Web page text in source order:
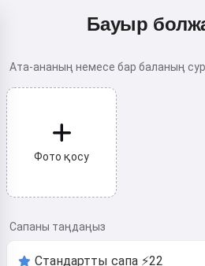
Бауыр
Ата-ананың немесе бар баланың
Фото қосу
Сапаны таңдаңыз